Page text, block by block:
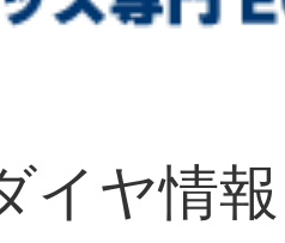
イヤ情